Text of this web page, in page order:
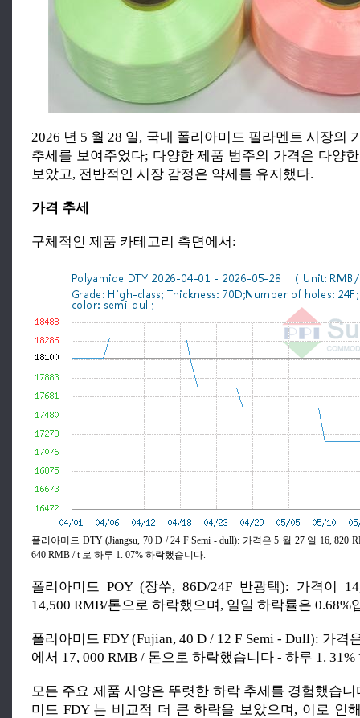
2026 년 5 월 28 일, 국내 폴리아미드 필라멘트 시장의
추세를 보여주었다; 다양한 제품 범주의 가격은 다양
보았고, 전반적인 시장 감정은 약세를 유지했다.
가격 추세
구체적인 제품 카테고리 측면에서:
폴리아미드 DTY (Jiangsu, 70 D / 24 F Semi - dull): 가격은 5 월 27 일 16, 820
640 RMB / t 로 하루 1. 07% 하락했습니다.
폴리아미드 POY (장쑤, 86D/24F 반광택): 가격이
14,500 RMB/톤으로 하락했으며, 일일 하락률은 0.68%
폴리아미드 FDY (Fujian, 40 D / 12 F Semi - Dull): 가격
에서 17, 000 RMB / 톤으로 하락했습니다 - 하루 1.
모든 주요 제품 사양은 뚜렷한 하락 추세를 경험했습
미드 FDY 는 비교적 더 큰 하락을 보았으며, 이로 인